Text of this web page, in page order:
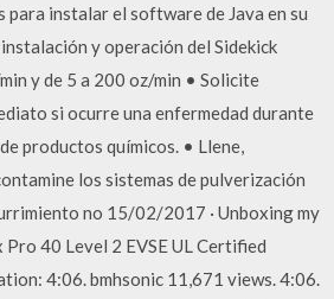
para instalar el software de Java en su
y operación del Sidekick
y de 5 a 200 oz/min • Solicite
si ocurre una enfermedad durante
productos químicos. • Llene,
los sistemas de pulverización
no 15/02/2017 · Unboxing my
40 Level 2 EVSE UL Certified
4:06. bmhsonic 11,671 views. 4:06.